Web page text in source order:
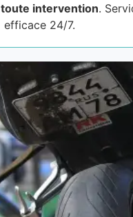
toute intervention.
efficace 24/7.